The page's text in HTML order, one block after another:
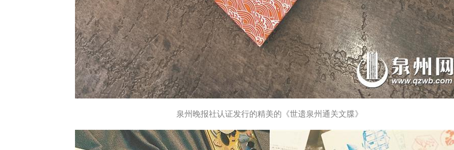
泉州晚报社认证发行的精美的《世遗泉州通关文牒》